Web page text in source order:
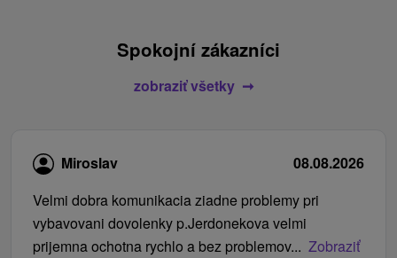
Spokojní zákazníci
zobraziť všetky
Miroslav
08.08.2026
Velmi dobra komunikacia ziadne problemy pri
vybavovani dovolenky p.Jerdonekova velmi
prijemna ochotna rychlo a bez problemov... Zobraziť